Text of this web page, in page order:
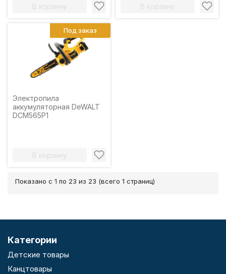
В корзину В корзину
Электропила
аккумуляторная DeWALT
DCM565P1
В корзину
Под заказ
Показано с 1 по 23 из 23 (всего 1 страниц)
Категории
Детские товары
Канцтовары